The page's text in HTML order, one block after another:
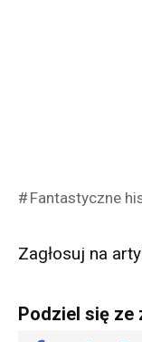
Fantastyczne
Zagłosuj na
Podziel się ze